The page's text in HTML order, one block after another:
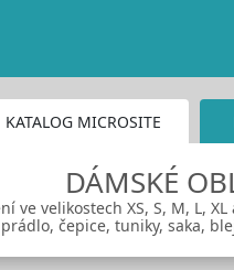
KATALOG MICROSITE
DÁMSKÉ
ve velikostech XS, S, M, L,
čepice, tuniky, saka,